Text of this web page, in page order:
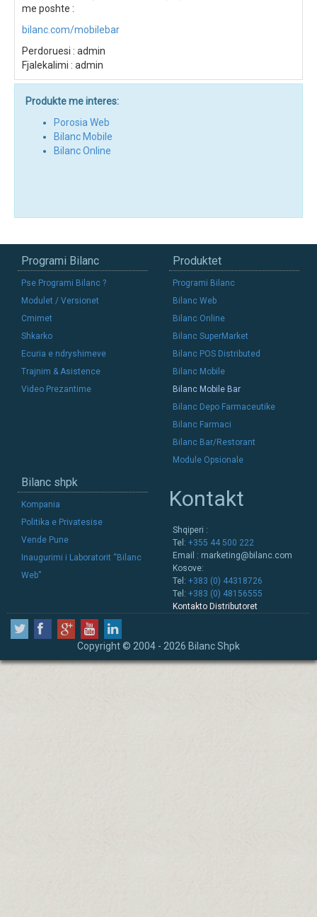
me poshte :
bilanc.com/mobilebar
Perdoruesi : admin
Fjalekalimi : admin
Produkte me interes:
Porosia Web
Bilanc Mobile
Bilanc Online
Programi Bilanc
Pse Programi Bilanc ?
Modulet / Versionet
Cmimet
Shkarko
Ecuria e ndryshimeve
Trajnim & Asistence
Video Prezantime
Produktet
Programi Bilanc
Bilanc Web
Bilanc Online
Bilanc SuperMarket
Bilanc POS Distributed
Bilanc Mobile
Bilanc Mobile Bar
Bilanc Depo Farmaceutike
Bilanc Farmaci
Bilanc Bar/Restorant
Module Opsionale
Bilanc shpk
Kompania
Politika e Privatesise
Vende Pune
Inaugurimi i Laboratorit “Bilanc
Web”
Kontakt
Shqiperi :
Tel: +355 44 500 222
Email : marketing@bilanc.com
Kosove:
Tel: +383 (0) 44318726
Tel: +383 (0) 48156555
Kontakto Distributoret
Copyright © 2004 - 2026 Bilanc Shpk